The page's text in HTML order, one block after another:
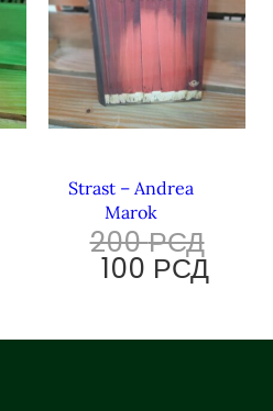
Strast – Andrea
Marok
200РСД
100 РСД